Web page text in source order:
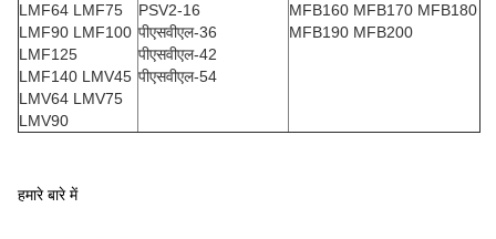
LMF64 LMF75
LMF90 LMF100
LMF125
LMF140 LMV45
LMV64 LMV75
LMV90
PSV2-16
पीएसवीएल-36
पीएसवीएल-42
पीएसवीएल-54
MFB160 MFB170 MFB180
MFB190 MFB200
हमारे बारे में